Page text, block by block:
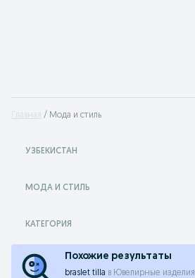
Главная Мода и стиль
УЗБЕКИСТАН
МОДА И СТИЛЬ
КАТЕГОРИЯ
Похожие результаты
braslet tilla в Ювелирные изделия